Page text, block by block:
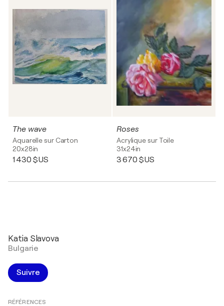
The wave
Aquarelle sur Carton
20x28in
1 430 $US
Roses
Acrylique sur Toile
31x24in
3 670 $US
Katia Slavova
Bulgarie
Suivre
RÉFÉRENCES